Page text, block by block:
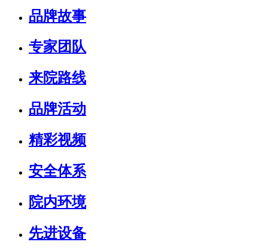
品牌故事
专家团队
来院路线
品牌活动
精彩视频
安全体系
院内环境
先进设备